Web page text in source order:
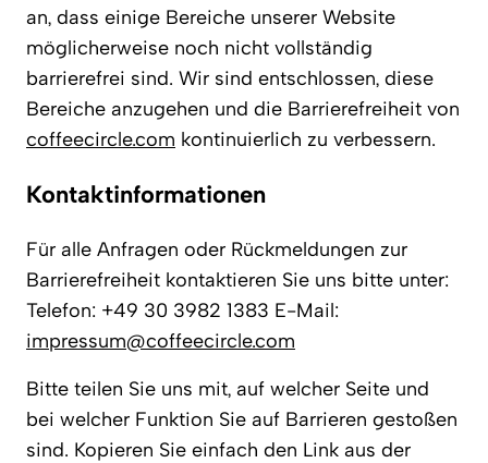
an, dass einige Bereiche unserer Website
möglicherweise noch nicht vollständig
barrierefrei sind. Wir sind entschlossen, diese
Bereiche anzugehen und die Barrierefreiheit von
coffeecircle.com kontinuierlich zu verbessern.
Kontaktinformationen
Für alle Anfragen oder Rückmeldungen zur
Barrierefreiheit kontaktieren Sie uns bitte unter:
Telefon: +49 30 3982 1383 E-Mail:
impressum@coffeecircle.com
Bitte teilen Sie uns mit, auf welcher Seite und
bei welcher Funktion Sie auf Barrieren gestoßen
sind. Kopieren Sie einfach den Link aus der